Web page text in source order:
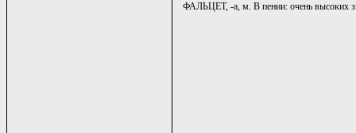
ФАЛЬЦЕТ, -а, м. В пении: очень высоких